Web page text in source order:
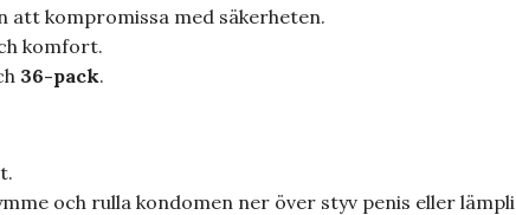
att kompromissa med säkerheten.
komfort.
36-pack.
och rulla kondomen ner över styv penis eller